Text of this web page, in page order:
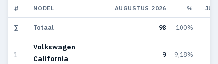
# MODEL AUGUSTUS 2026 %
∑ Totaal 98 100%
1
Volkswagen
California
9 9,18%